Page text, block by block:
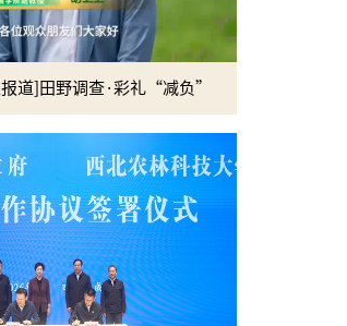
道]田野调查·彩礼“减负”